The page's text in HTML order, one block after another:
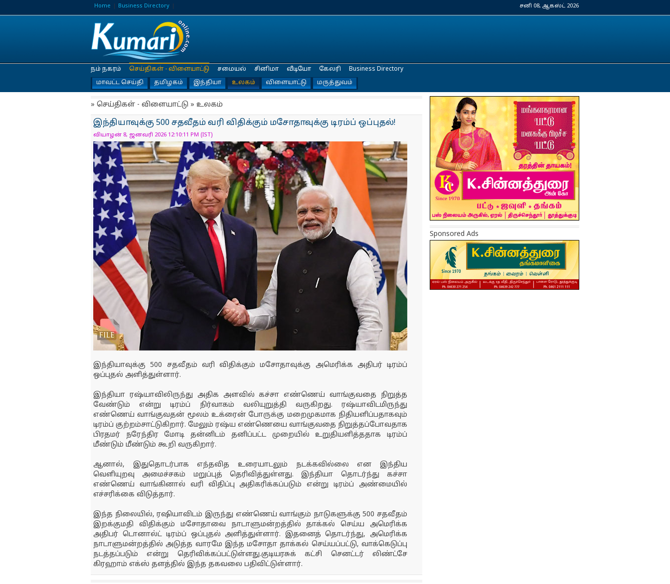
Home Business Directory சனி 08, ஆகஸ்ட் 2026
நம் நகரம்
செய்திகள் - விளையாட்டு
மாவட்ட செய்தி
தமிழகம் இந்தியா உலகம் விளையாட்டு மருத்துவம்
சமையல் சினிமா வீடியோ கேலரி Business Directory
» செய்திகள் - விளையாட்டு » உலகம்
இந்தியாவுக்கு 500 சதவீதம் வரி விதிக்கும் மசோதாவுக்கு டிரம்ப் ஒப்புதல்!
வியாழன் 8, ஜனவரி 2026 12:10:11 PM (IST)
இந்தியாவுக்கு 500 சதவீதம் வரி விதிக்கும் மசோதாவுக்கு அமெரிக்க அதிபர் டிரம்ப்
ஒப்புதல் அளித்துள்ளார்.
இந்தியா ரஷ்யாவிலிருந்து அதிக அளவில் கச்சா எண்ணெய் வாங்குவதை நிறுத்த
வேண்டும் என்று டிரம்ப் நிர்வாகம் வலியுறுத்தி வருகிறது. ரஷ்யாவிடமிருந்து
எண்ணெய் வாங்குவதன் மூலம் உக்ரைன் போருக்கு மறைமுகமாக நிதியளிப்பதாகவும்
டிரம்ப் குற்றம்சாட்டுகிறார். மேலும் ரஷ்ய எண்ணெயை வாங்குவதை நிறுத்தப்போவதாக
பிரதமர் நரேந்திர மோடி தன்னிடம் தனிப்பட்ட முறையில் உறுதியளித்ததாக டிரம்ப்
மீண்டும் மீண்டும் கூறி வருகிறார்.
ஆனால், இதுதொடர்பாக எந்தவித உரையாடலும் நடக்கவில்லை என இந்திய
வெளியுறவு அமைச்சகம் மறுப்புத் தெரிவித்துள்ளது. இந்தியா தொடர்ந்து கச்சா
எண்ணெய் வாங்கினால் வரி விதிப்பு அதிகரிக்கப்படும் என்று டிரம்ப் அண்மையில்
எச்சரிக்கை விடுத்தார்.
இந்த நிலையில், ரஷியாவிடம் இருந்து எண்ணெய் வாங்கும் நாடுகளுக்கு 500 சதவீதம்
இறக்குமதி விதிக்கும் மசோதாவை நாடாளுமன்றத்தில் தாக்கல் செய்ய அமெரிக்க
அதிபர் டொனால்ட் டிரம்ப் ஒப்புதல் அளித்துள்ளார். இதனைத் தொடர்ந்து, அமெரிக்க
நாடாளுமன்றத்தில் அடுத்த வாரமே இந்த மசோதா தாக்கல் செய்யப்பட்டு, வாக்கெடுப்பு
நடத்தப்படும் என்று தெரிவிக்கப்பட்டுள்ளது.குடியரசுக் கட்சி செனட்டர் லிண்ட்சே
கிரஹாம் எக்ஸ் தளத்தில் இந்த தகவலை பதிவிட்டுள்ளார்.
Sponsored Ads